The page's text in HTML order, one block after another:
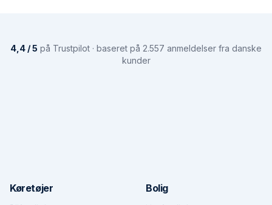
4,4 / 5 på Trustpilot · baseret på 2.557 anmeldelser fra danske
kunder
Køretøjer Bolig